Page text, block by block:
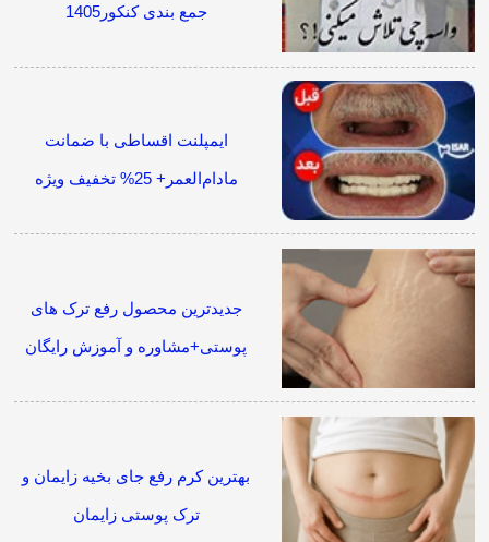
جمع بندی کنکور1405
ایمپلنت اقساطی با ضمانت
مادام‌العمر+ 25% تخفیف ویژه
جدیدترین محصول رفع ترک های
پوستی+مشاوره و آموزش رایگان
بهترین کرم رفع جای بخیه زایمان و
ترک پوستی زایمان